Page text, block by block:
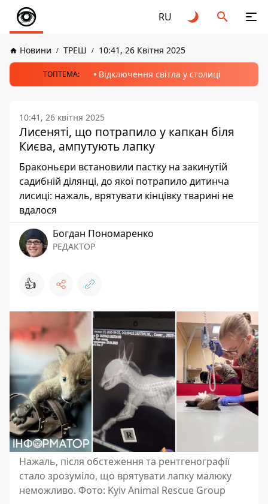
RU
Новини ТРЕШ 10:41, 26 Квітня 2025
ТОПТЕМА: Відключення світла у столиці
10:41, 26 квітня 2025
Лисеняті, що потрапило у капкан біля
Києва, ампутують лапку
Браконьєри встановили пастку на закинутій
садибній ділянці, до якої потрапило дитинча
лисиці: нажаль, врятувати кінцівку тварині не
вдалося
Богдан Пономаренко
РЕДАКТОР
👍
Нажаль, після обстеження та рентгенографії
стало зрозуміло, що врятувати лапку малюку
неможливо. Фото: Kyiv Animal Rescue Group